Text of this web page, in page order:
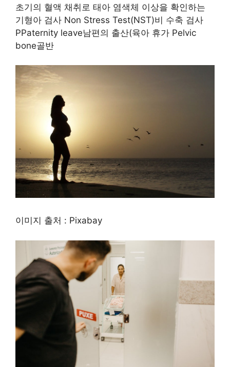
초기의 혈액 채취로 태아 염색체 이상을 확인하는
기형아 검사 Non Stress Test(NST)비 수축 검사
PPaternity leave남편의 출산(육아 휴가 Pelvic
bone골반
이미지 출처 : Pixabay